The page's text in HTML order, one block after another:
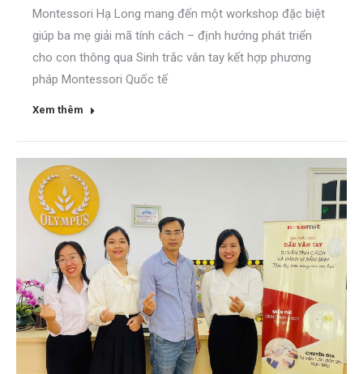
Montessori Hạ Long mang đến một workshop đặc biệt
giúp ba mẹ giải mã tính cách – định hướng phát triển
cho con thông qua Sinh trắc vân tay kết hợp phương
pháp Montessori Quốc tế
Xem thêm